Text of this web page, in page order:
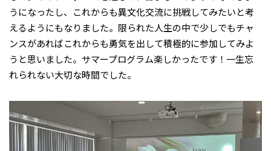
うになったし、これからも異文化交流に挑戦してみたいと考
えるようにもなりました。限られた人生の中で少しでもチャ
ンスがあればこれからも勇気を出して積極的に参加してみよ
うと思いました。サマープログラム楽しかったです！一生忘
れられない大切な時間でした。